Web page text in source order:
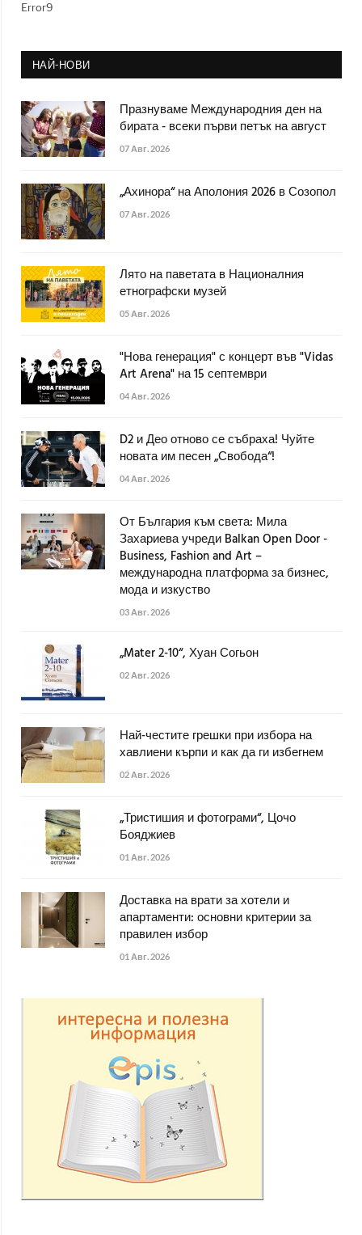
Error9
НАЙ-НОВИ
Празнуваме Международния ден на
бирата - всеки първи петък на август
07 Авг. 2026
„Ахинора“ на Аполония 2026 в Созопол
07 Авг. 2026
Лято на паветата в Националния
етнографски музей
05 Авг. 2026
"Нова генерация" с концерт във "Vidas
Art Arena" на 15 септември
04 Авг. 2026
D2 и Део отново се събраха! Чуйте
новата им песен „Свобода“!
04 Авг. 2026
От България към света: Мила
Захариева учреди Balkan Open Door -
Business, Fashion and Art –
международна платформа за бизнес,
мода и изкуство
03 Авг. 2026
„Mater 2-10“, Хуан Согьон
02 Авг. 2026
Най-честите грешки при избора на
хавлиени кърпи и как да ги избегнем
02 Авг. 2026
„Тристишия и фотограми“, Цочо
Бояджиев
01 Авг. 2026
Доставка на врати за хотели и
апартаменти: основни критерии за
правилен избор
01 Авг. 2026